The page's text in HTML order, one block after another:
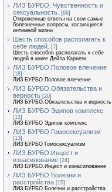
ЛИЗ БУРБО. Чувственность и
сексуальность.
[66]
Откровенные ответы на свои самые
болезненные вопросы, касающиеся
интимной жизни.
Шесть способов располагать к
себе людей.
[7]
Шесть способов располагать к себе
людей в книге Дейла Карнеги
ЛИЗ БУРБО.Половое влечение
[18]
ЛИЗ БУРБО.Половое влечение
ЛИЗ БУРБО.Обязательства и
верность [20]
ЛИЗ БУРБО.Обязательства и верность
ЛИЗ БУРБО Эдипов комплекс
[13]
ЛИЗ БУРБО Эдипов комплекс
ЛИЗ БУРБО Гомосексуализм
[13]
ЛИЗ БУРБО Гомосексуализм
ЛИЗ БУРБО.Инцест и
изнасилование [24]
ЛИЗ БУРБО.Инцест и изнасилование
ЛИЗ БУРБО.Болезни и
расстройства [15]
ЛИЗ БУРБО.Болезни и расстройства